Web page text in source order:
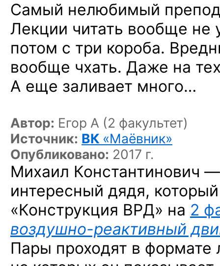
Самый нелюбимый
Лекции читать вообще не
потом с три короба.
вообще чхать. Даже на
А еще заливает много…
Автор: Егор А (2 факультет)
Источник: ВК «Маёвник»
Опубликовано: 2017 г.
Михаил Константинович
интересный дядя,
«Конструкция ВРД» на 2
воздушно-реактивный
Пары проходят в формате